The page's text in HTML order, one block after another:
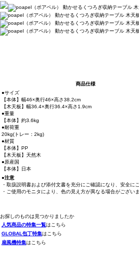
商品仕様
●サイズ
【本体】幅46×奥行46×高さ38.2cm
【木天板】幅36.4×奥行36.4×高さ1.9cm
●重量
【本体】約3.6kg
●耐荷重
20kg(トレー：2kg)
●材質
【本体】PP
【木天板】天然木
●原産国
【本体】日本
●注意
・取扱説明書および添付文書を充分にご確認になり、安全に
・ご使用のモニタにより、色の見え方が異なる場合がござい
お探しのものは見つかりましたか
人気商品の特集一覧はこちら
GLOBAL包丁特集はこちら
扇風機特集はこちら